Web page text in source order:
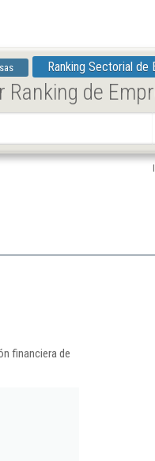
Ranking Sectorial de
de
financiera de